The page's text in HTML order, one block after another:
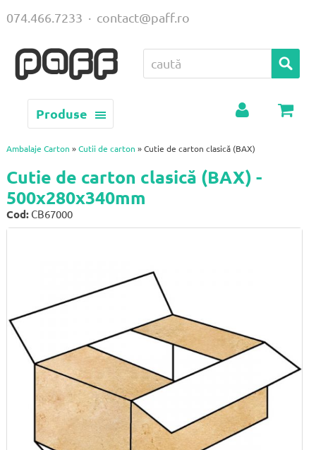
Produse
074.466.7233 · contact@paff.ro
Ambalaje Carton » Cutii de carton » Cutie de carton clasică (BAX)
Cutie de carton clasică (BAX) -
500x280x340mm
Cod: CB67000